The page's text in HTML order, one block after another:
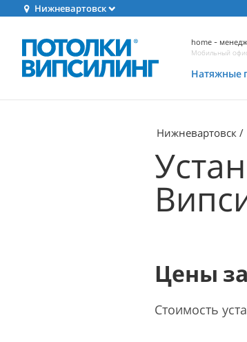
Нижневартовск
home -
Мобильный
Натяжные
Нижневартовск
Цены
Стоимость